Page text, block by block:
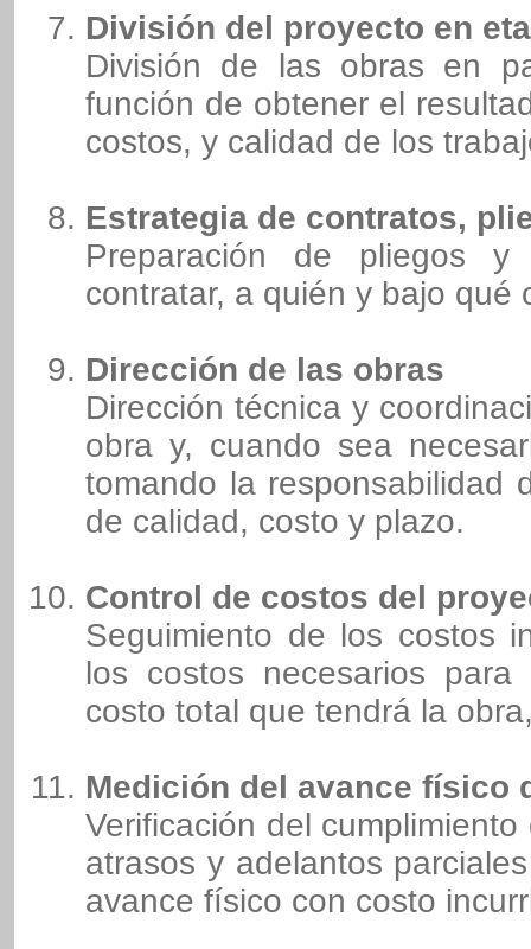
División del proyecto en
División de las obras en
función de obtener el
costos, y calidad de los
Estrategia de contratos,
Preparación de pliegos
contratar, a quién y bajo qué
Dirección de las obras
Dirección técnica y
obra y, cuando sea
tomando la responsabilidad
de calidad, costo y plazo.
Control de costos del
Seguimiento de los costos
los costos necesarios
costo total que tendrá la
Medición del avance físico
Verificación del
atrasos y adelantos
avance físico con costo